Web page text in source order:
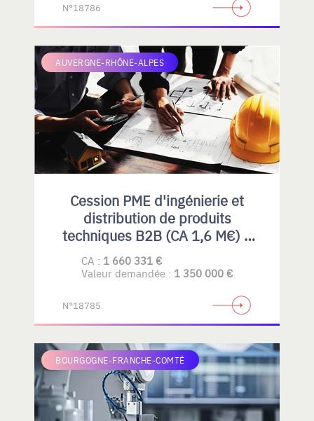
N°18786
AUVERGNE-RHÔNE-ALPES
Cession PME d'ingénierie et
distribution de produits
techniques B2B (CA 1,6 M€) –
Rhône-Alpes
CA : 1 660 331 €
Valeur demandée : 1 350 000 €
N°18785
BOURGOGNE-FRANCHE-COMTÉ